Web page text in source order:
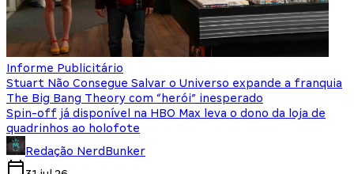
Informe Publicitário
Stuart Não Consegue Salvar o Universo expande a franquia
The Big Bang Theory com “herói” inesperado
Spin-off já disponível na HBO Max leva o dono da loja de
quadrinhos ao holofote
Redação NerdBunker